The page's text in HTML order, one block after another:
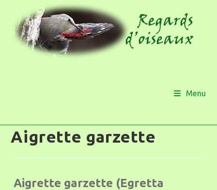
Menu
Aigrette garzette
Aigrette garzette (Egretta